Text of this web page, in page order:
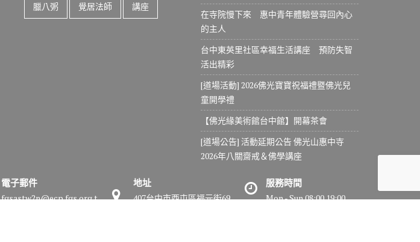
臘八粥 覺居法師 講座
在寺院慢下來 惠中青年體驗營尋回內心
的主人
台中東英里社區幸福生活講座 預防失智
活出精彩
[道場活動] 2026佛光寶寶祝福禮暨佛光兒
童開學禮
【佛光緣美術館台中館】開幕茶會
[道場公告] 活動延期公告 佛光山惠中寺
2026年八關齋戒＆佛學講座
電子郵件
fgsastw2n@ecp.fgs.org.t
地址
407台中市西屯區福元街69
服務時間
Mon - Sun 08:00 19:00